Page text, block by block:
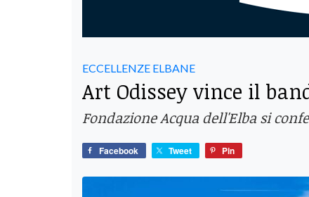
ECCELLENZE ELBANE
Art Odissey vince il
Fondazione Acqua dell'Elba si
Facebook Tweet Pin